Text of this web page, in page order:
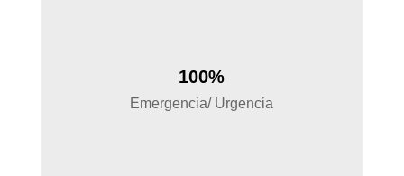
100%
Emergencia/ Urgencia